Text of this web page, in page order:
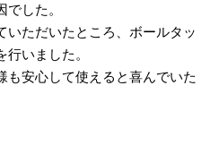
した。
いただいたところ、ボールタッ
いました。
も安心して使えると喜んでいた